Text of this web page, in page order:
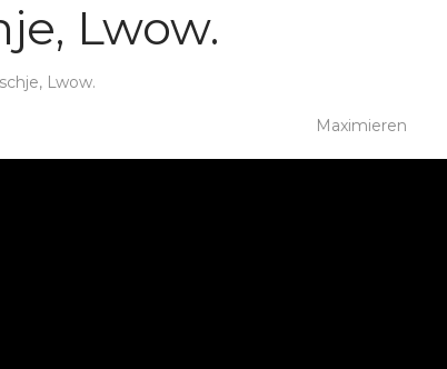
Lwow.
Lwow.
Maximieren